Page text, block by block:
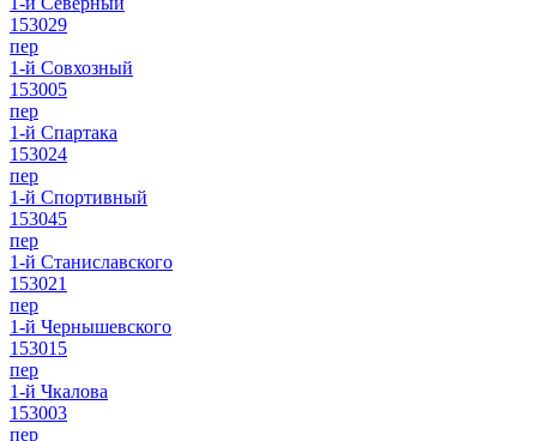
153029
пер
1-й Совхозный
153005
пер
1-й Спартака
153024
пер
1-й Спортивный
153045
пер
1-й Станиславского
153021
пер
1-й Чернышевского
153015
пер
1-й Чкалова
153003
пер